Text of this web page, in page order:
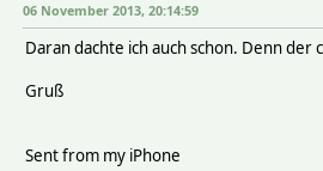
06 November 2013, 20:14:59
Daran dachte ich auch schon. Denn
Gruß
Sent from my iPhone